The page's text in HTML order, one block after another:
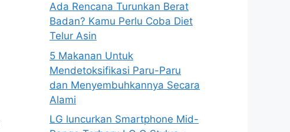
Ada Rencana Turunkan Berat
Badan? Kamu Perlu Coba Diet
Telur Asin
5 Makanan Untuk
Mendetoksifikasi Paru-Paru
dan Menyembuhkannya Secara
Alami
LG luncurkan Smartphone Mid-